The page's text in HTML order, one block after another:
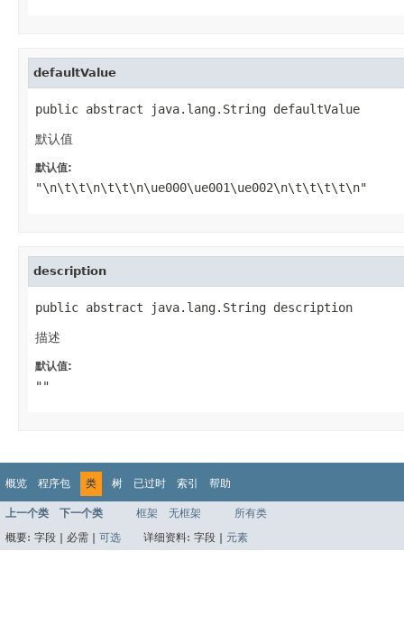
defaultValue
public abstract java.lang.String defaultValue
默认值
默认值:
"\n\t\t\n\t\t\n\ue000\ue001\ue002\n\t\t\t\t\n"
description
public abstract java.lang.String description
描述
默认值:
""
概览 程序包 类 树 已过时 索引 帮助
上一个类 下一个类 框架 无框架
所有类
概要: 字段 | 必需 | 可选 详细资料: 字段 | 元素